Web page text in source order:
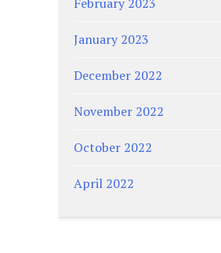
January 2023
December 2022
November 2022
October 2022
April 2022